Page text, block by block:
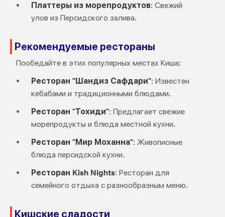
Платтеры из морепродуктов: Свежий
улов из Персидского залива.
Рекомендуемые рестораны
Пообедайте в этих популярных местах Киша:
Ресторан "Шандиз Сафдари": Известен
кебабами и традиционными блюдами.
Ресторан "Тохиди": Предлагает свежие
морепродукты и блюда местной кухни.
Ресторан "Мир Моханна": Живописные
блюда персидской кухни.
Ресторан Kish Nights: Ресторан для
семейного отдыха с разнообразным меню.
Кишские сладости